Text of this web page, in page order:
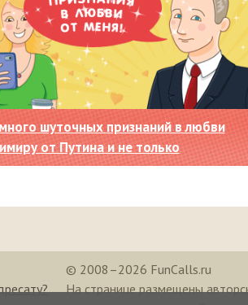
шуточных признаний в любви
от Путина и не только
© 2008–2026 FunCalls.ru
На странице размещены